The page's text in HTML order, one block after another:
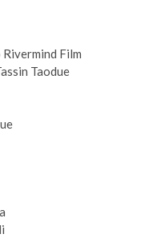
Film
Taodue